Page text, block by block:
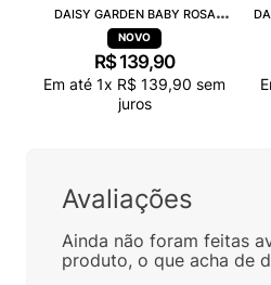
DAISY GARDEN BABY ROSA
PRETO 38115
R$ 139,90
Em até 1x R$ 139,90 sem
juros
Avaliações
Ainda não foram feitas
produto, o que acha de